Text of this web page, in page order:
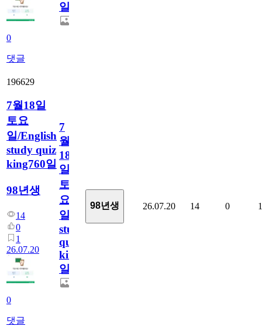
0
댓글
일
196629
7월18일
토요
일/English
study quiz
king760일
98년생
14
0
1
26.07.20
0
댓글
7
월
18
일
토
요
일/English
study
quiz
king760
일
98년생 26.07.20 14 0 1